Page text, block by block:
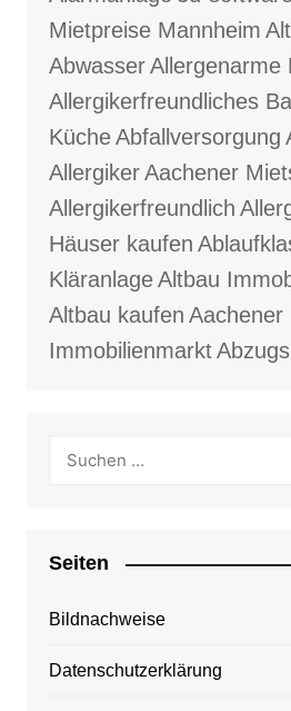
Mietpreise Mannheim
AbwasserAllergenarme
Allergikerfreundliches
KücheAbfallversorgung
AllergikerAachener
Allergikerfreundlich
Häuser kaufen
KläranlageAltbau
Altbau kaufen Aachener
Immobilienmarkt
Seiten
Bildnachweise
Datenschutzerklärung